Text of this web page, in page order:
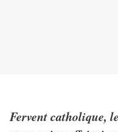
Fervent catholique,